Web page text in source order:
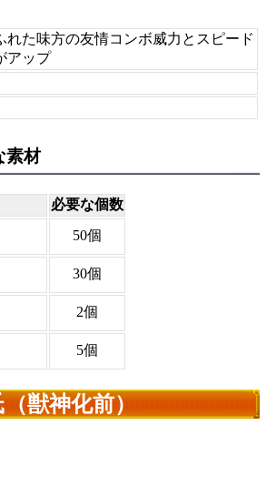
れた味方の友情コンボ威力とスピード
アップ
素材
必要な個数
50個
30個
2個
5個
獣神化前）